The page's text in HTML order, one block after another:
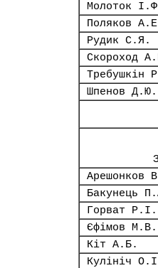
Молоток
Поляков
Рудик С.Я.
Скороход
Требушкін
Шпенов Д.Ю.
Арешонков
Бакунець
Горват Р.І.
Єфімов М.В.
Кіт А.Б.
Кулініч